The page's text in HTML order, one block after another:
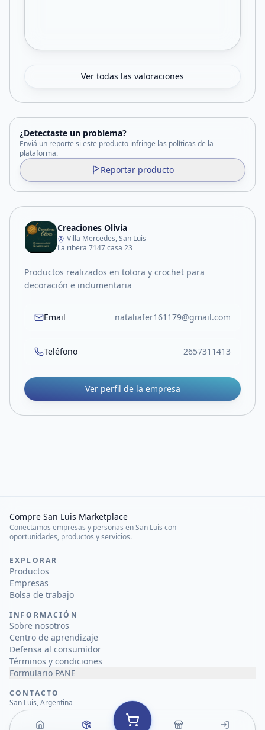
Ver todas las valoraciones
¿Detectaste un problema?
Enviá un reporte si este producto infringe las políticas de la
plataforma.
Reportar producto
Creaciones Olivia
Villa Mercedes, San Luis
La ribera 7147 casa 23
Productos realizados en totora y crochet para
decoración e indumentaria
Email nataliafer161179@gmail.com
Teléfono 2657311413
Ver perfil de la empresa
Compre San Luis Marketplace
Conectamos empresas y personas en San Luis con
oportunidades, productos y servicios.
EXPLORAR
Productos
Empresas
Bolsa de trabajo
INFORMACIÓN
Sobre nosotros
Centro de aprendizaje
Defensa al consumidor
Términos y condiciones
Formulario PANE
CONTACTO
San Luis, Argentina